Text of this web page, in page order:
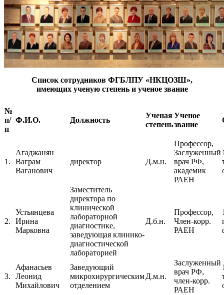
Список сотрудников ФГБЛПУ «НКЦОЗШ»,
имеющих ученую степень и ученое звание
№
п/
п
Ф.И.О. Должность
Ученая
степень
Ученое
звание
1.
Агаджанян
Ваграм
Ваганович
директор Д.м.н.
Профессор,
Заслуженный
врач РФ,
академик
РАЕН
2.
Устьянцева
Ирина
Марковна
Заместитель
директора по
клинической
лабораторной
диагностике,
заведующая клинико-
диагностической
лабораторией
Д.б.н.
Профессор,
Член-корр.
РАЕН
3.
Афанасьев
Леонид
Михайлович
Заведующий
микрохирургическим
отделением
Д.м.н.
Заслуженный
врач РФ,
член-корр.
РАЕН